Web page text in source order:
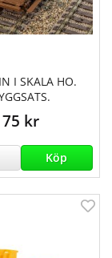
I SKALA HO.
75 kr
Köp